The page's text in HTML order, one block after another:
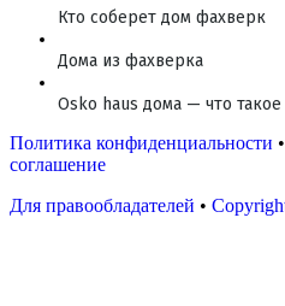
Кто соберет дом фахверк
Дома из фахверка
Osko haus дома — что
Политика конфиденциальности •
соглашение
Для правообладателей •